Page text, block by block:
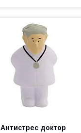
Антистрес доктор